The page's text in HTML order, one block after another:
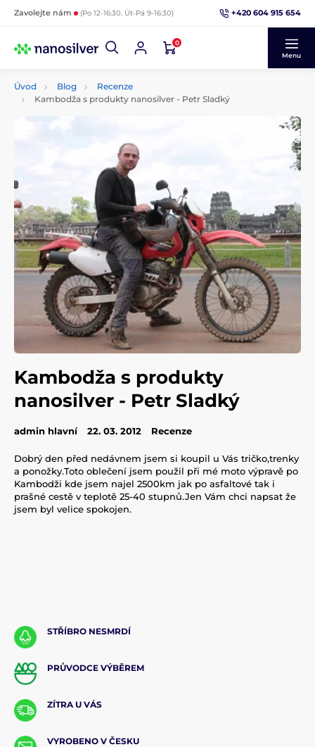
Zavolejte nám (Po 12-16:30, Út-Pá 9-16:30) +420 604 915 654
0
Menu
Úvod Blog
Recenze
Kambodža s produkty nanosilver - Petr Sladký
Kambodža s produkty
nanosilver - Petr Sladký
admin hlavní 22. 03. 2012 Recenze
Dobrý den před nedávnem jsem si koupil u Vás tričko,trenky
a ponožky.Toto oblečení jsem použil při mé moto výpravě po
Kambodži kde jsem najel 2500km jak po asfaltové tak i
prašné cestě v teplotě 25-40 stupnů.Jen Vám chci napsat že
jsem byl velice spokojen.
STŘÍBRO NESMRDÍ
PRŮVODCE VÝBĚREM
ZÍTRA U VÁS
VYROBENO V ČESKU